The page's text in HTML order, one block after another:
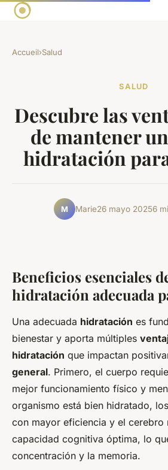
Accueil›Salud
SALUD
Descubre las
de mantener
hidratación
M Marie26 mayo 20256
Beneficios esenciales
hidratación adecuada
Una adecuada hidratación es
bienestar y aporta múltiples
hidratación que impactan
general. Primero, el cuerpo
mejor funcionamiento físico y
organismo está bien hidratado,
con mayor eficiencia y el cerebro
capacidad cognitiva óptima, lo
concentración y la memoria.